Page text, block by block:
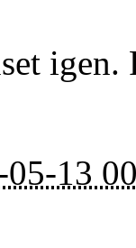
05-13